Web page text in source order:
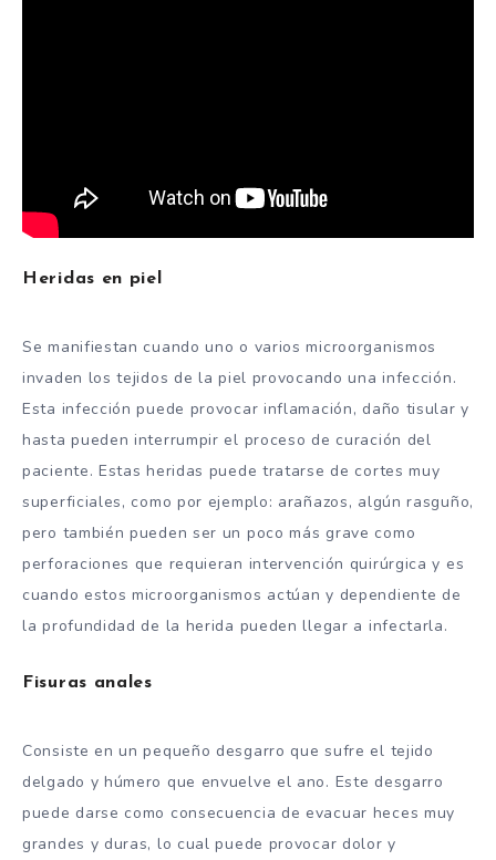
Heridas en piel
Se manifiestan cuando uno o varios microorganismos
invaden los tejidos de la piel provocando una infección.
Esta infección puede provocar inflamación, daño tisular y
hasta pueden interrumpir el proceso de curación del
paciente. Estas heridas puede tratarse de cortes muy
superficiales, como por ejemplo: arañazos, algún rasguño,
pero también pueden ser un poco más grave como
perforaciones que requieran intervención quirúrgica y es
cuando estos microorganismos actúan y dependiente de
la profundidad de la herida pueden llegar a infectarla.
Fisuras anales
Consiste en un pequeño desgarro que sufre el tejido
delgado y húmero que envuelve el ano. Este desgarro
puede darse como consecuencia de evacuar heces muy
grandes y duras, lo cual puede provocar dolor y